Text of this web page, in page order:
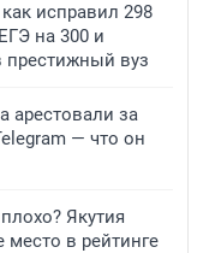
исправил 298
на 300 и
престижный вуз
арестовали за
— что он
Якутия
место в рейтинге